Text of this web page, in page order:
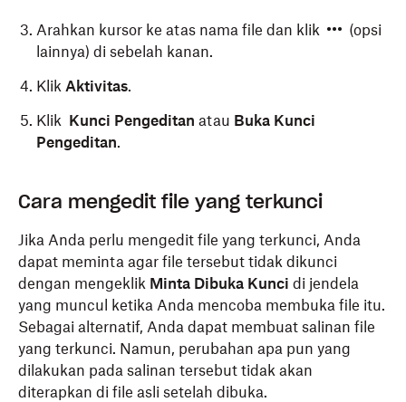
Arahkan kursor ke atas nama file dan klik
(opsi
lainnya) di sebelah kanan.
Klik Aktivitas.
Klik Kunci Pengeditan atau Buka Kunci
Pengeditan.
KlikKunci PengeditanatauBuka Kunci
Pengeditan.
Cara mengedit file yang terkunci
Jika Anda perlu mengedit file yang terkunci, Anda
dapat meminta agar file tersebut tidak dikunci
dengan mengeklik Minta Dibuka Kunci di jendela
yang muncul ketika Anda mencoba membuka file itu.
Sebagai alternatif, Anda dapat membuat salinan file
yang terkunci. Namun, perubahan apa pun yang
dilakukan pada salinan tersebut tidak akan
diterapkan di file asli setelah dibuka.